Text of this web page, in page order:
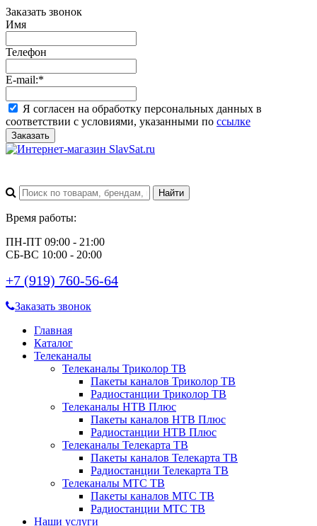
Заказать звонок
Имя
Телефон
E-mail:*
Я согласен на обработку персональных данных в
соответствии с условиями, указанными по ссылке
Заказать
Время работы:
ПН-ПТ 09:00 - 21:00
СБ-ВС 10:00 - 20:00
+7 (919) 760-56-64
Заказать звонок
Главная
Каталог
Телеканалы
Телеканалы Триколор ТВ
Пакеты каналов Триколор ТВ
Радиостанции Триколор ТВ
Телеканалы НТВ Плюс
Пакеты каналов НТВ Плюс
Радиостанции НТВ Плюс
Телеканалы Телекарта ТВ
Пакеты каналов Телекарта ТВ
Радиостанции Телекарта ТВ
Телеканалы МТС ТВ
Пакеты каналов МТС ТВ
Радиостанции МТС ТВ
Наши услуги